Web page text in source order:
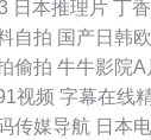
日本推理片 丁
自拍 国产日韩
偷拍 牛牛影院A
视频 字幕在线
传媒导航 日本